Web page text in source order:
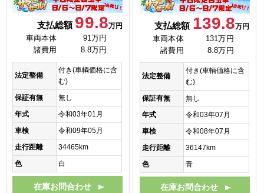
支払総額 99.8万円
車両本体
91万円
諸費用
8.8万円
法定整備
付き(車輌価格に含
む)
保証有無
無し
年式
令和03年01月
車検
令和09年05月
走行距離
34465km
色
白
在庫お問合わせ
支払総額 139.8万円
車両本体
131万円
諸費用
8.8万円
法定整備
付き(車輌価格に含
む)
保証有無
無し
年式
令和03年07月
車検
令和08年07月
走行距離
36147km
色
青
在庫お問合わせ